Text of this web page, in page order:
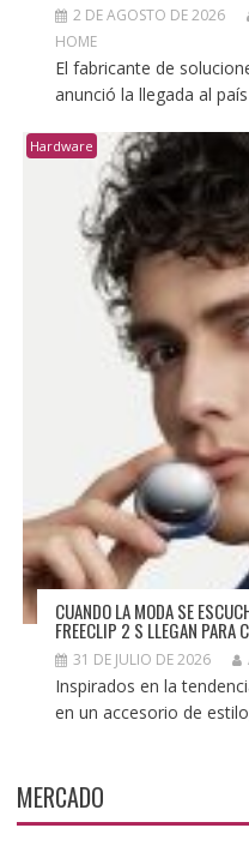
2 DE AGOSTO DE 2026
HOME
El fabricante de
anunció la llegada al
Hardware
CUANDO LA MODA SE
FREECLIP 2 S LLEGAN PARA
31 DE JULIO DE 2026
Inspirados en la
en un accesorio de
MERCADO